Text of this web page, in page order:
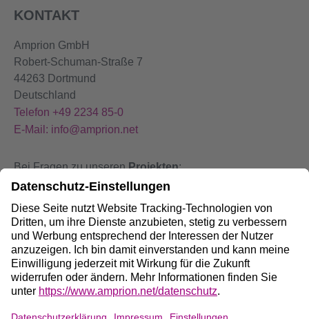
KONTAKT
Amprion GmbH
Robert-Schuman-Straße 7
44263 Dortmund
Deutschland
Telefon +49 2234 85-0
E-Mail: info@amprion.net
Bei Fragen zu unserenProjekten:
+49 800 584 9000
BeiStörungen an unseren Anlagen:
+49 800 490 4000
Social Media: